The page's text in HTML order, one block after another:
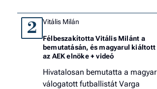
2 Vitális Milán
Félbeszakította Vitális Milánt a
bemutatásán, és magyarul kiáltott
az AEK elnöke + videó
Hivatalosan bemutatta a magyar
válogatott futballistát Varga